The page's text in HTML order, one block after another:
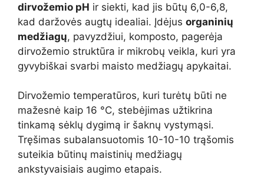
dirvožemio pH ir siekti, kad jis būtų 6,0-6,8,
kad daržovės augtų idealiai. Įdėjus organinių
medžiagų, pavyzdžiui, komposto, pagerėja
dirvožemio struktūra ir mikrobų veikla, kuri yra
gyvybiškai svarbi maisto medžiagų apykaitai.
Dirvožemio temperatūros, kuri turėtų būti ne
mažesnė kaip 16 °C, stebėjimas užtikrina
tinkamą sėklų dygimą ir šaknų vystymąsi.
Tręšimas subalansuotomis 10-10-10 trąšomis
suteikia būtinų maistinių medžiagų
ankstyvaisiais augimo etapais.